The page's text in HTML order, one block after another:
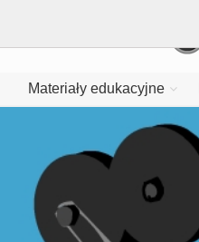
Materiały edukacyjne